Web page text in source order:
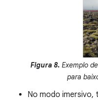
Figura 8. Exemplo
para
No modo imersivo,